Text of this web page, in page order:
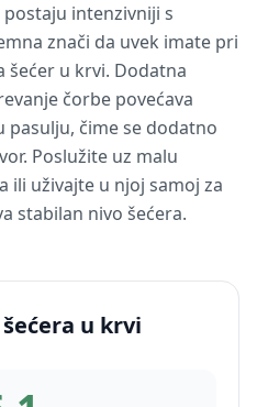
intenzivniji s
znači da uvek imate pri
šećer u krvi. Dodatna
čorbe povećava
čime se dodatno
Poslužite uz malu
ili uživajte u njoj samoj za
stabilan nivo šećera.
u krvi